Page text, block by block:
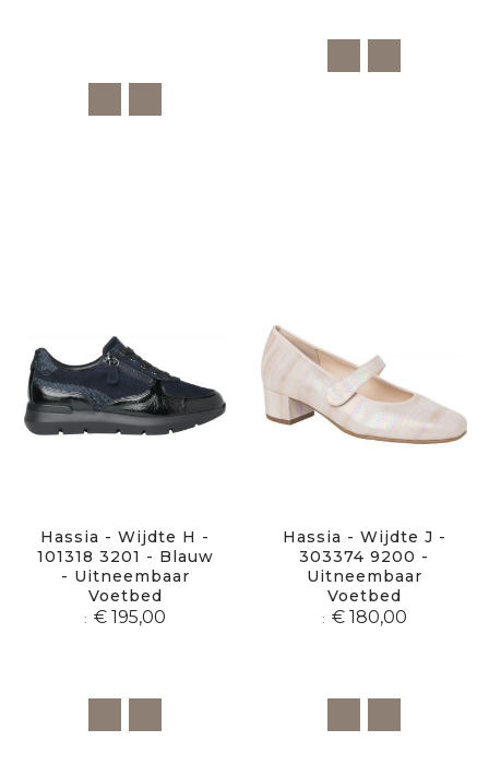
Hassia - Wijdte H -
101318 3201 - Blauw
- Uitneembaar
Voetbed
€ 195,00
Hassia - Wijdte J -
303374 9200 -
Uitneembaar
Voetbed
€ 180,00